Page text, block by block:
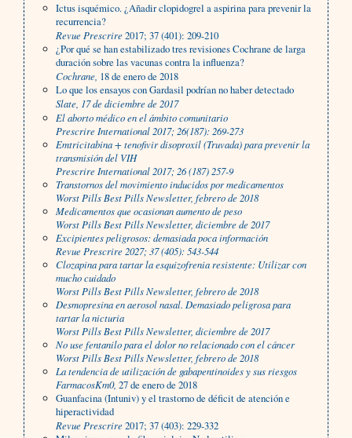
Ictus isquémico. ¿Añadir clopidogrel a aspirina para prevenir la
recurrencia?
Revue Prescrire2017; 37 (401): 209-210
¿Por qué se han estabilizado tres revisiones Cochrane de larga
duración sobre las vacunas contra la influenza?
Cochrane, 18 de enero de 2018
Lo que los ensayos con Gardasil podrían no haber detectado
Slate, 17 de diciembre de 2017
El aborto médico en el ámbito comunitario
Prescrire International 2017; 26(187): 269-273
Emtricitabina + tenofivir disoproxil (Truvada) para prevenir la
transmisión del VIH
Prescrire International 2017; 26 (187) 257-9
Transtornos del movimiento inducidos por medicamentos
Worst Pills Best Pills Newsletter, febrero de 2018
Medicamentos que ocasionan aumento de peso
Worst Pills Best Pills Newsletter, diciembre de 2017
Excipientes peligrosos: demasiada poca información
Revue Prescrire 2027; 37 (405): 543-544
Clozapina para tartar la esquizofrenia resistente: Utilizar con
mucho cuidado
Worst Pills Best Pills Newsletter, febrero de 2018
Desmopresina en aerosol nasal. Demasiado peligrosa para
tartar la nicturia
Worst Pills Best Pills Newsletter, diciembre de 2017
No use fentanilo para el dolor no relacionado con el cáncer
Worst Pills Best Pills Newsletter, febrero de 2018
La tendencia de utilización de gabapentinoides y sus riesgos
FarmacosKm0, 27 de enero de 2018
Guanfacina (Intuniv) y el trastorno de déficit de atención e
hiperactividad
Revue Prescrire2017; 37 (403): 229-332